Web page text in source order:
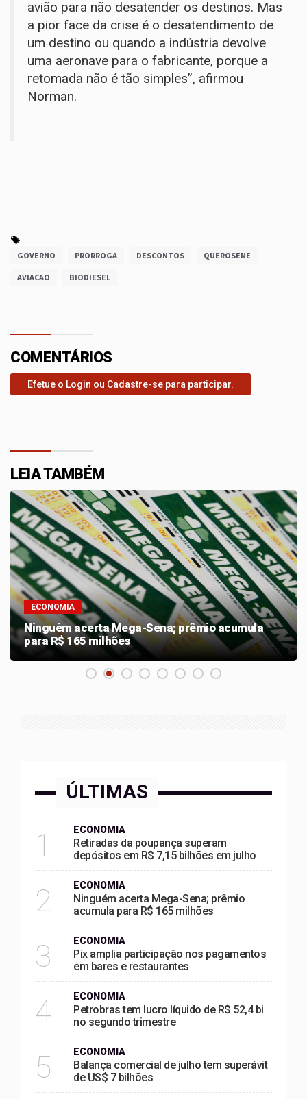
avião para não desatender os destinos. Mas
a pior face da crise é o desatendimento de
um destino ou quando a indústria devolve
uma aeronave para o fabricante, porque a
retomada não é tão simples”, afirmou
Norman.
GOVERNO PRORROGA DESCONTOS QUEROSENE
AVIACAO BIODIESEL
COMENTÁRIOS
Efetue o Login ou Cadastre-se para participar.
LEIA TAMBÉM
ECONOMIA
Ninguém acerta Mega-Sena; prêmio acumula
para R$ 165 milhões
ÚLTIMAS
1 ECONOMIA
Retiradas da poupança superam
depósitos em R$ 7,15 bilhões em julho
2 ECONOMIA
Ninguém acerta Mega-Sena; prêmio
acumula para R$ 165 milhões
3 ECONOMIA
Pix amplia participação nos pagamentos
em bares e restaurantes
4 ECONOMIA
Petrobras tem lucro líquido de R$ 52,4 bi
no segundo trimestre
5 ECONOMIA
Balança comercial de julho tem superávit
de US$ 7 bilhões